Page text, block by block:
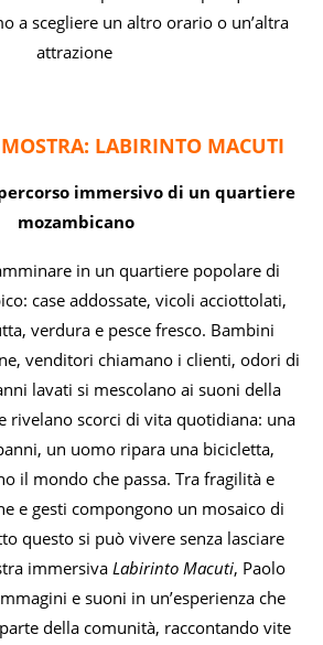
a scegliere un altro orario o un’altra
attrazione
LABIRINTO MACUTI
immersivo di un quartiere
mozambicano
in un quartiere popolare di
case addossate, vicoli acciottolati,
verdura e pesce fresco. Bambini
venditori chiamano i clienti, odori di
lavati si mescolano ai suoni della
rivelano scorci di vita quotidiana: una
un uomo ripara una bicicletta,
il mondo che passa. Tra fragilità e
e gesti compongono un mosaico di
questo si può vivere senza lasciare
immersiva Labirinto Macuti, Paolo
e suoni in un’esperienza che
della comunità, raccontando vite